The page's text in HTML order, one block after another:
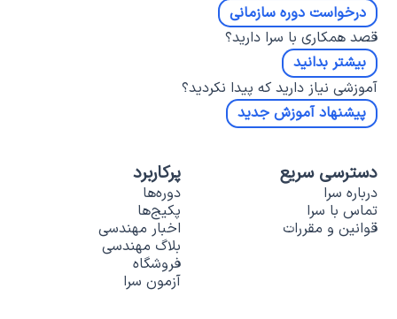
درخواست دوره سازمانی
قصد همکاری با سرا دارید؟
بیشتر بدانید
آموزشی نیاز دارید که پیدا نکردید؟
پیشنهاد آموزش جدید
دسترسی سریع
درباره سرا
تماس با سرا
قوانین و مقررات
پرکاربرد
دوره‌ها
پکیج‌ها
اخبار مهندسی
بلاگ مهندسی
فروشگاه
آزمون سرا